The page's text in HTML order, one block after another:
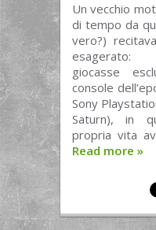
Un vecchio
di tempo da
vero?)
giocasse
console
Sony
Saturn), in
propria vita
Read more »